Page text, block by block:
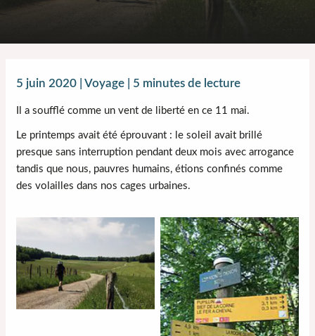
5 juin 2020 |Voyage 5 minutes de lecture
Il a soufflé comme un vent de liberté en ce 11 mai.
Le printemps avait été éprouvant : le soleil avait brillé
presque sans interruption pendant deux mois avec arrogance
tandis que nous, pauvres humains, étions confinés comme
des volailles dans nos cages urbaines.